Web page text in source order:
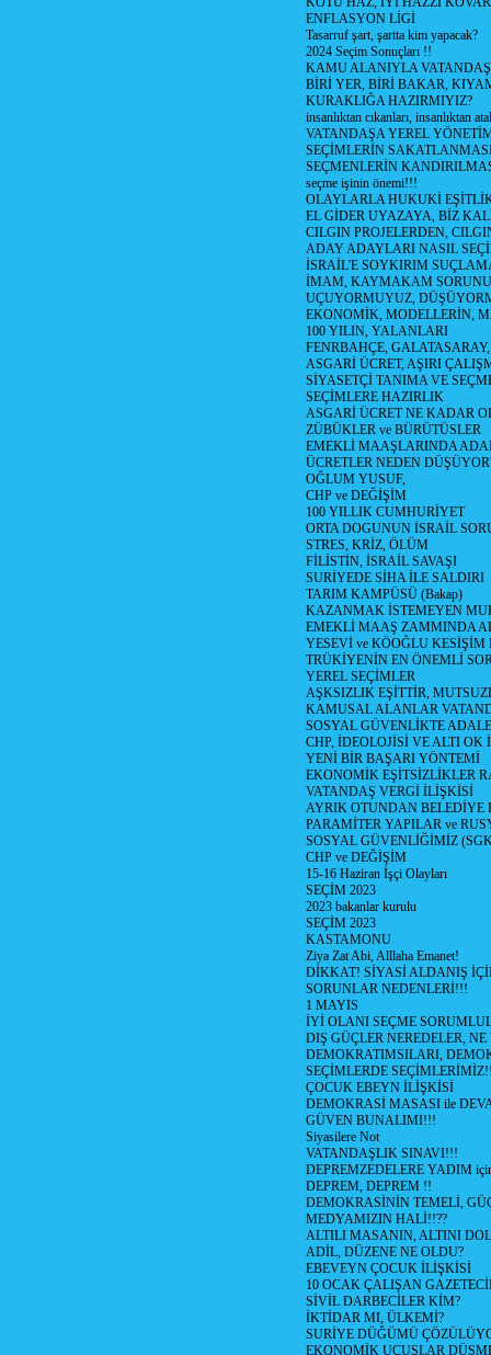
ENFLASYON LİGİ
Tasarruf şart, şartta kim yapacak?
2024 Seçim Sonuçları !!
KAMU ALANIYLA
BİRİ YER, BİRİ BAKAR,
KURAKLIĞA HAZIRMIYIZ?
insanlıktan cıkanları, insanlıktan
VATANDAŞA YEREL
SEÇİMLERİN
SEÇMENLERİN
seçme işinin önemi!!!
OLAYLARLA HUKUKİ
EL GİDER UYAZAYA, BİZ
CILGIN PROJELERDEN,
ADAY ADAYLARI NASIL
İSRAİL'E SOYKIRIM
İMAM, KAYMAKAM SORUNU
UÇUYORMUYUZ,
EKONOMİK, MODELLERİN,
100 YILIN, YALANLARI
FENRBAHÇE,
ASGARİ ÜCRET, AŞIRI
SİYASETÇİ TANIMA VE
SEÇİMLERE HAZIRLIK
ASGARİ ÜCRET NE KADAR
ZÜBÜKLER ve BÜRÜTÜSLER
EMEKLİ MAAŞLARINDA
ÜCRETLER NEDEN
OĞLUM YUSUF,
CHP ve DEĞİŞİM
100 YILLIK CUMHURİYET
ORTA DOGUNUN İSRAİL
STRES, KRİZ, ÖLÜM
FİLİSTİN, İSRAİL SAVAŞI
SURİYEDE SİHA İLE SALDIRI
TARIM KAMPÜSÜ (Bakap)
KAZANMAK İSTEMEYEN
EMEKLİ MAAŞ ZAMMINDA
YESEVİ ve KÖOĞLU
TRÜKİYENİN EN ÖNEMLİ
YEREL SEÇİMLER
AŞKSIZLIK EŞİTTİR,
KAMUSAL ALANLAR
SOSYAL GÜVENLİKTE
CHP, İDEOLOJİSİ VE ALTI OK
YENİ BİR BAŞARI YÖNTEMİ
EKONOMİK EŞİTSİZLİKLER
VATANDAŞ VERGİ İLİŞKİSİ
AYRIK OTUNDAN
PARAMİTER YAPILAR ve
SOSYAL GÜVENLİĞİMİZ
CHP ve DEĞİŞİM
15-16 Haziran İşçi Olayları
SEÇİM 2023
2023 bakanlar kurulu
SEÇİM 2023
KASTAMONU
Ziya Zat Abi, Alllaha Emanet!
DİKKAT! SİYASİ ALDANIŞ
SORUNLAR NEDENLERİ!!!
1 MAYIS
İYİ OLANI SEÇME
DIŞ GÜÇLER NEREDELER,
DEMOKRATIMSILARI,
SEÇİMLERDE
ÇOCUK EBEYN İLİŞKİSİ
DEMOKRASİ MASASI ile
GÜVEN BUNALIMI!!!
Siyasilere Not
VATANDAŞLIK SINAVI!!!
DEPREMZEDELERE YADIM
DEPREM, DEPREM !!
DEMOKRASİNİN TEMELİ,
MEDYAMIZIN HALİ!!??
ALTILI MASANIN, ALTINI
ADİL, DÜZENE NE OLDU?
EBEVEYN ÇOCUK İLİŞKİSİ
10 OCAK ÇALIŞAN
SİVİL DARBECİLER KİM?
İKTİDAR MI, ÜLKEMİ?
SURİYE DÜĞÜMÜ
EKONOMİK UÇUŞLAR